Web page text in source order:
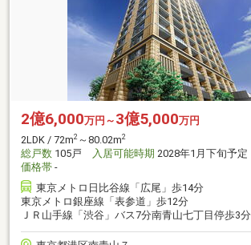
2億6,000万円～ 3億5,000万円
2LDK / 72m2 ～80.02m2
総戸数 105戸 入居可能時期 2028年1月下旬予定
価格帯 -
東京メトロ日比谷線「広尾」歩14分
東京メトロ銀座線「表参道」歩12分
ＪＲ山手線「渋谷」バス7分南青山七丁目停歩3分